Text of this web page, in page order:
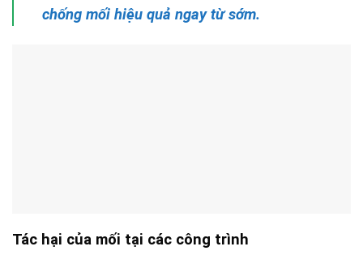
chống mối hiệu quả ngay từ sớm.
Tác hại của mối tại các công trình